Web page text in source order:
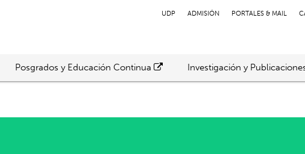
UDP ADMISIÓN PORTALES & MAIL
Posgrados y Educación Continua Investigación y